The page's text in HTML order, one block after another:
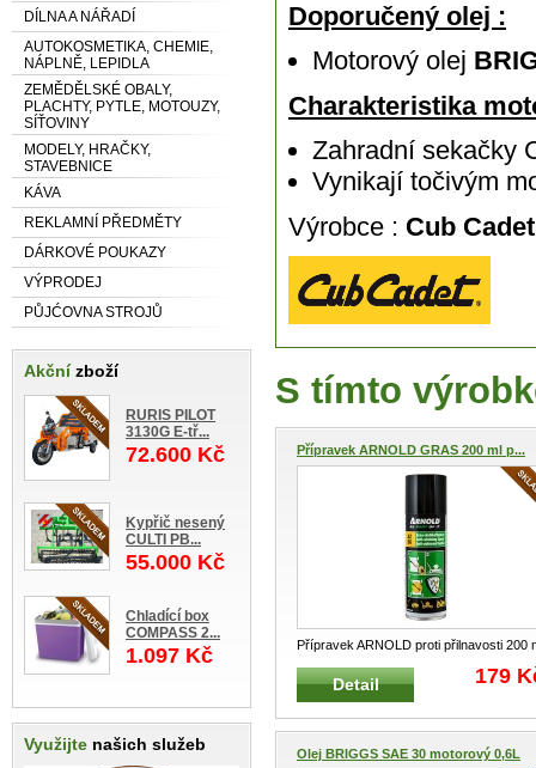
DÍLNA A NÁŘADÍ
AUTOKOSMETIKA, CHEMIE,
NÁPLNĚ, LEPIDLA
ZEMĚDĚLSKÉ OBALY,
PLACHTY, PYTLE, MOTOUZY,
SÍŤOVINY
MODELY, HRAČKY,
STAVEBNICE
KÁVA
REKLAMNÍ PŘEDMĚTY
DÁRKOVÉ POUKAZY
VÝPRODEJ
PŮJĆOVNA STROJŮ
Akčnízboží
RURIS PILOT
3130G E-tř...
72.600 Kč
Kypřič nesený
CULTI PB...
55.000 Kč
Chladící box
COMPASS 2...
1.097 Kč
Využijte našich služeb
Doporučený olej :
Motorový olej
Charakteristika
Zahradní sekačky
Vynikají točivým
Výrobce : Cub Cadet
S tímto
Přípravek ARNOLD GRAS 200 ml p...
Přípravek ARNOLD proti přilnavosti 200
ARNOLD AZ56 Použitím přípr
...
Detail 179
Olej BRIGGS SAE 30 motorový 0,6L